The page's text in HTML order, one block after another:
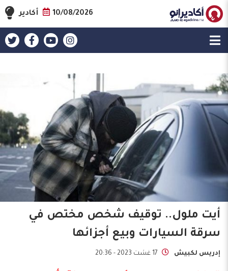
10/08/2026 أكادير
أيت ملول.. توقيف شخص مختص في
سرقة السيارات وبيع أجزائها
إدريس لكبيش 17 غشت 2023 - 20:36